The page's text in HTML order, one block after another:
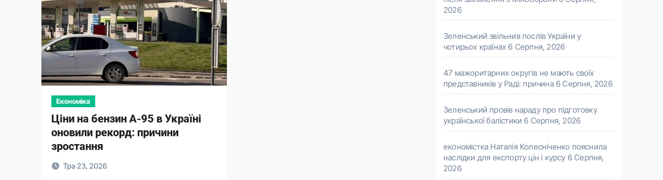
Економіка
Ціни на бензин А-95 в Україні
оновили рекорд: причини
зростання
Тра 23, 2026
2026
Зеленський звільнив послів України у
чотирьох країнах 6 Серпня, 2026
47 мажоритарних округів не мають своїх
представників у Раді: причина 6 Серпня, 2026
Зеленський провів нараду про підготовку
української балістики 6 Серпня, 2026
економістка Наталія Колесніченко пояснила
наслідки для експорту цін і курсу 6 Серпня,
2026